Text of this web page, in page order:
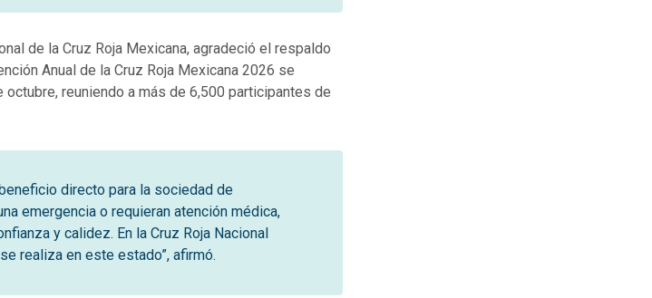
de la Cruz Roja Mexicana, agradeció el respaldo
Anual de la Cruz Roja Mexicana 2026 se
reuniendo a más de 6,500 participantes de
directo para la sociedad de
emergencia o requieran atención médica,
y calidez. En la Cruz Roja Nacional
realiza en este estado”, afirmó.